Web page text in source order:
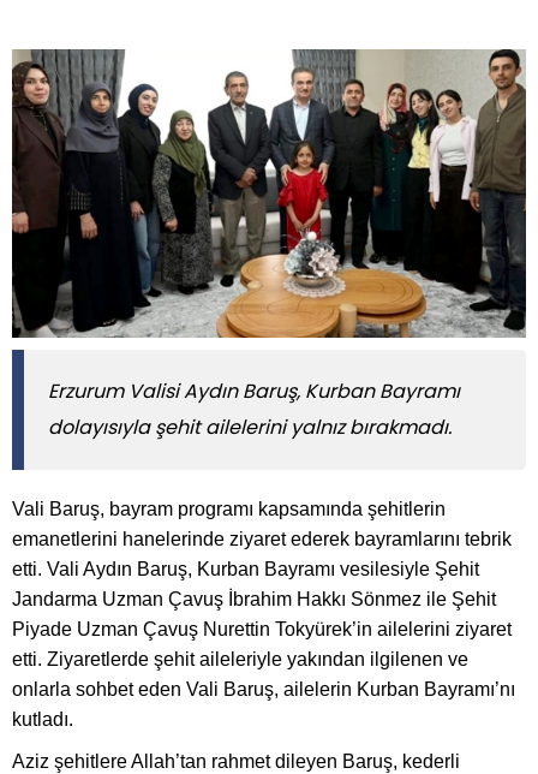
Erzurum Valisi Aydın Baruş, Kurban Bayramı
dolayısıyla şehit ailelerini yalnız bırakmadı.
Vali Baruş, bayram programı kapsamında şehitlerin
emanetlerini hanelerinde ziyaret ederek bayramlarını tebrik
etti. Vali Aydın Baruş, Kurban Bayramı vesilesiyle Şehit
Jandarma Uzman Çavuş İbrahim Hakkı Sönmez ile Şehit
Piyade Uzman Çavuş Nurettin Tokyürek’in ailelerini ziyaret
etti. Ziyaretlerde şehit aileleriyle yakından ilgilenen ve
onlarla sohbet eden Vali Baruş, ailelerin Kurban Bayramı’nı
kutladı.
Aziz şehitlere Allah’tan rahmet dileyen Baruş, kederli